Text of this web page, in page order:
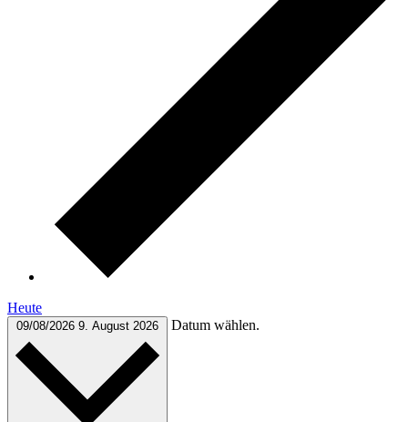
Heute
09/08/2026 9. August 2026 Datum wählen.